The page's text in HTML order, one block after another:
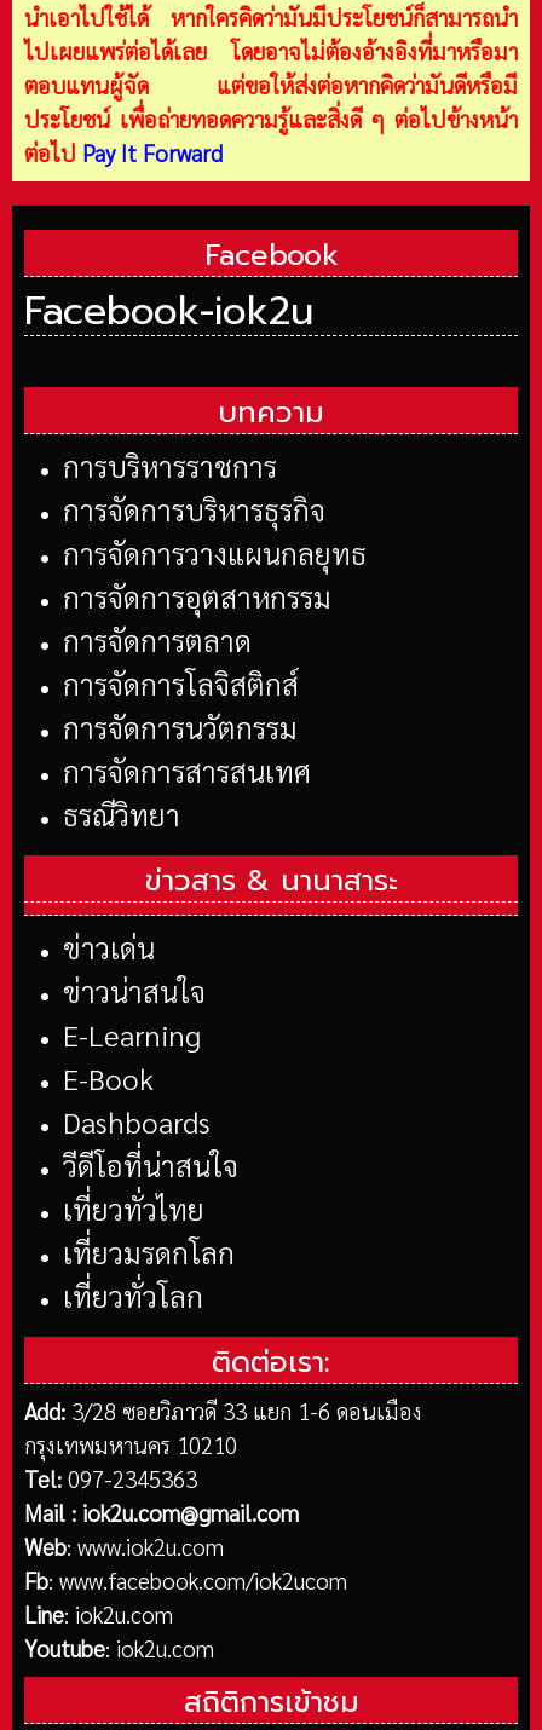
นำเอาไปใช้ได้ หากใครคิดว่ามันมีประโยชน์ก็สามารถนำ
ไปเผยแพร่ต่อได้เลย โดยอาจไม่ต้องอ้างอิงที่มาหรือมา
ตอบแทนผู้จัด แต่ขอให้ส่งต่อหากคิดว่ามันดีหรือมี
ประโยชน์ เพื่อถ่ายทอดความรู้และสิ่งดี ๆ ต่อไปข้างหน้า
ต่อไป Pay It Forward
Facebook
Facebook-iok2u
บทความ
การบริหารราชการ
การจัดการบริหารธุรกิจ
การจัดการวางแผนกลยุทธ
การจัดการอุตสาหกรรม
การจัดการตลาด
การจัดการโลจิสติกส์
การจัดการนวัตกรรม
การจัดการสารสนเทศ
ธรณีวิทยา
ข่าวสาร & นานาสาระ
ข่าวเด่น
ข่าวน่าสนใจ
E-Learning
E-Book
Dashboards
วีดีโอที่น่าสนใจ
เที่ยวทั่วไทย
เที่ยวมรดกโลก
เที่ยวทั่วโลก
ติดต่อเรา:
Add: 3/28 ซอยวิภาวดี 33 แยก 1-6 ดอนเมือง
กรุงเทพมหานคร 10210
Tel: 097-2345363
Mail : iok2u.com@gmail.com
Web: www.iok2u.com
Fb: www.facebook.com/iok2ucom
Line: iok2u.com
Youtube: iok2u.com
สถิติการเข้าชม